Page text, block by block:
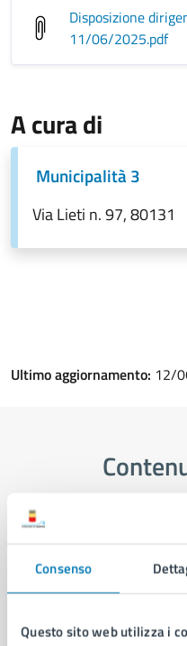
Consenso
Questo sito web utilizza i
Disposizione
11/06/2025.pdf
A cura di
Municipalità 3
Via Lieti n. 97, 80131
Ultimo aggiornamento: 12/
Commissione Scuola,
Municipalità 3 - Attiva
Commissione Bilancio,